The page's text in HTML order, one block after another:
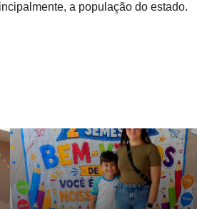
a população do estado.